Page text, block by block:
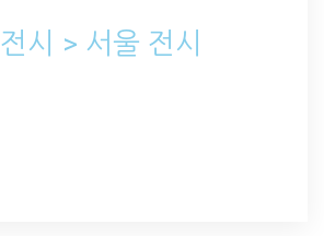
전시 > 서울 전시